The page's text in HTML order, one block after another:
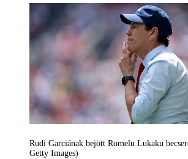
Rudi Garciának bejött Romelu Lukaku
Getty Images)